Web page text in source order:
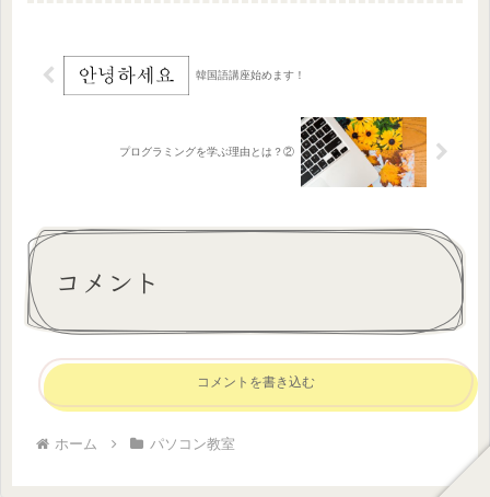
韓国語講座始めます！
プログラミングを学ぶ理由とは？②
コメント
コメントを書き込む
ホーム パソコン教室